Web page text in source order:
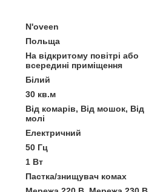
N'oveen
Польща
На відкритому повітрі або
всередині приміщення
Білий
30 кв.м
Від комарів, Від мошок, Від
молі
Електричний
50 Гц
1 Вт
Пастка/знищувач комах